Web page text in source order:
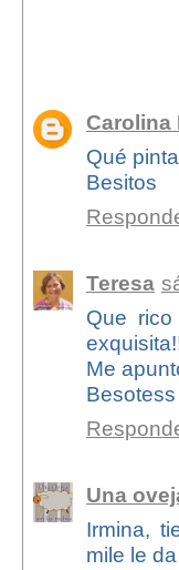
Carolina
Qué
Besitos
Teresa
Que
Me
Besotess
Una
Irmina,
mile le